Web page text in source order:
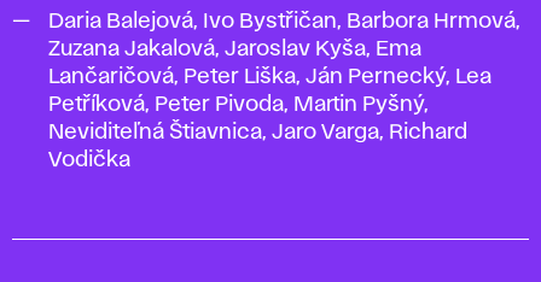
Daria Balejová, Ivo Bystřičan, Barbora Hrmová,
Zuzana Jakalová, Jaroslav Kyša, Ema
Lančaričová, Peter Liška, Ján Pernecký, Lea
Petříková, Peter Pivoda, Martin Pyšný,
Neviditeľná Štiavnica, Jaro Varga, Richard
Vodička